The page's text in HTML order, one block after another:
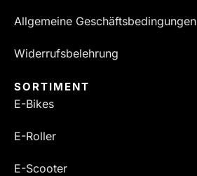
Allgemeine Geschäftsbedingungen
Widerrufsbelehrung
SORTIMENT
E-Bikes
E-Roller
E-Scooter